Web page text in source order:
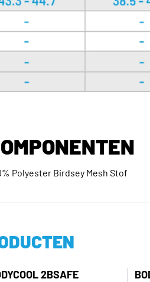
Polyester Birdsey Mesh Stof
2BSAFE